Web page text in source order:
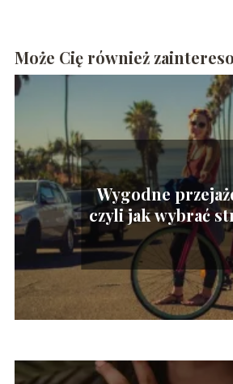
Może Cię również
Wygodne
czyli jak wybrać
rower